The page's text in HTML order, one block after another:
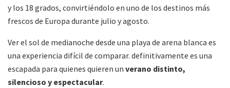
y los 18 grados, convirtiéndolo en uno de los destinos más
frescos de Europa durante julio y agosto.
Ver el sol de medianoche desde una playa de arena blanca es
una experiencia difícil de comparar. definitivamente es una
escapada para quienes quieren un verano distinto,
silencioso y espectacular.